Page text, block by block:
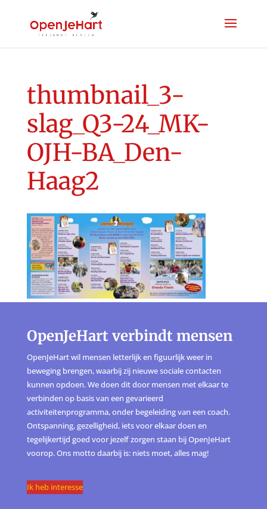
thumbnail_3-
slag_Q3-24_MK-
OJH-BA_Den-
Haag2
OpenJeHart verbindt mensen
OpenJeHart wil mensen letterlijk en figuurlijk weer in
beweging brengen, waarbij zij nieuwe sociale contacten
kunnen opdoen. We doen dit door mensen met elkaar te
verbinden op basis van een gevarieerd
activiteitenprogramma, onder begeleiding van een coach.
Ontspanning, gezelligheid, iets voor elkaar doen en
tegelijkertijd goed voor jezelf zorgen staan bij OpenJeHart
voorop. Ons motto daarbij is: niets moet, alles mag!
Ik heb interesse